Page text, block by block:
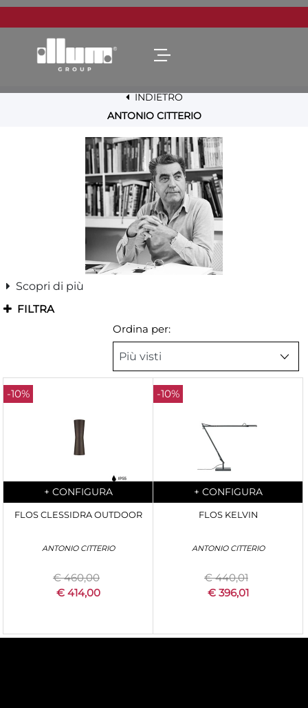
Open menu
INDIETRO
ANTONIO CITTERIO
Scopri di più
FILTRA
Ordina per:
-10%
Quantità
+ CONFIGURA
FLOS CLESSIDRA OUTDOOR
ANTONIO CITTERIO
€ 460,00
€ 414,00
-10%
Quantità
+ CONFIGURA
FLOS KELVIN
ANTONIO CITTERIO
€ 440,01
€ 396,01